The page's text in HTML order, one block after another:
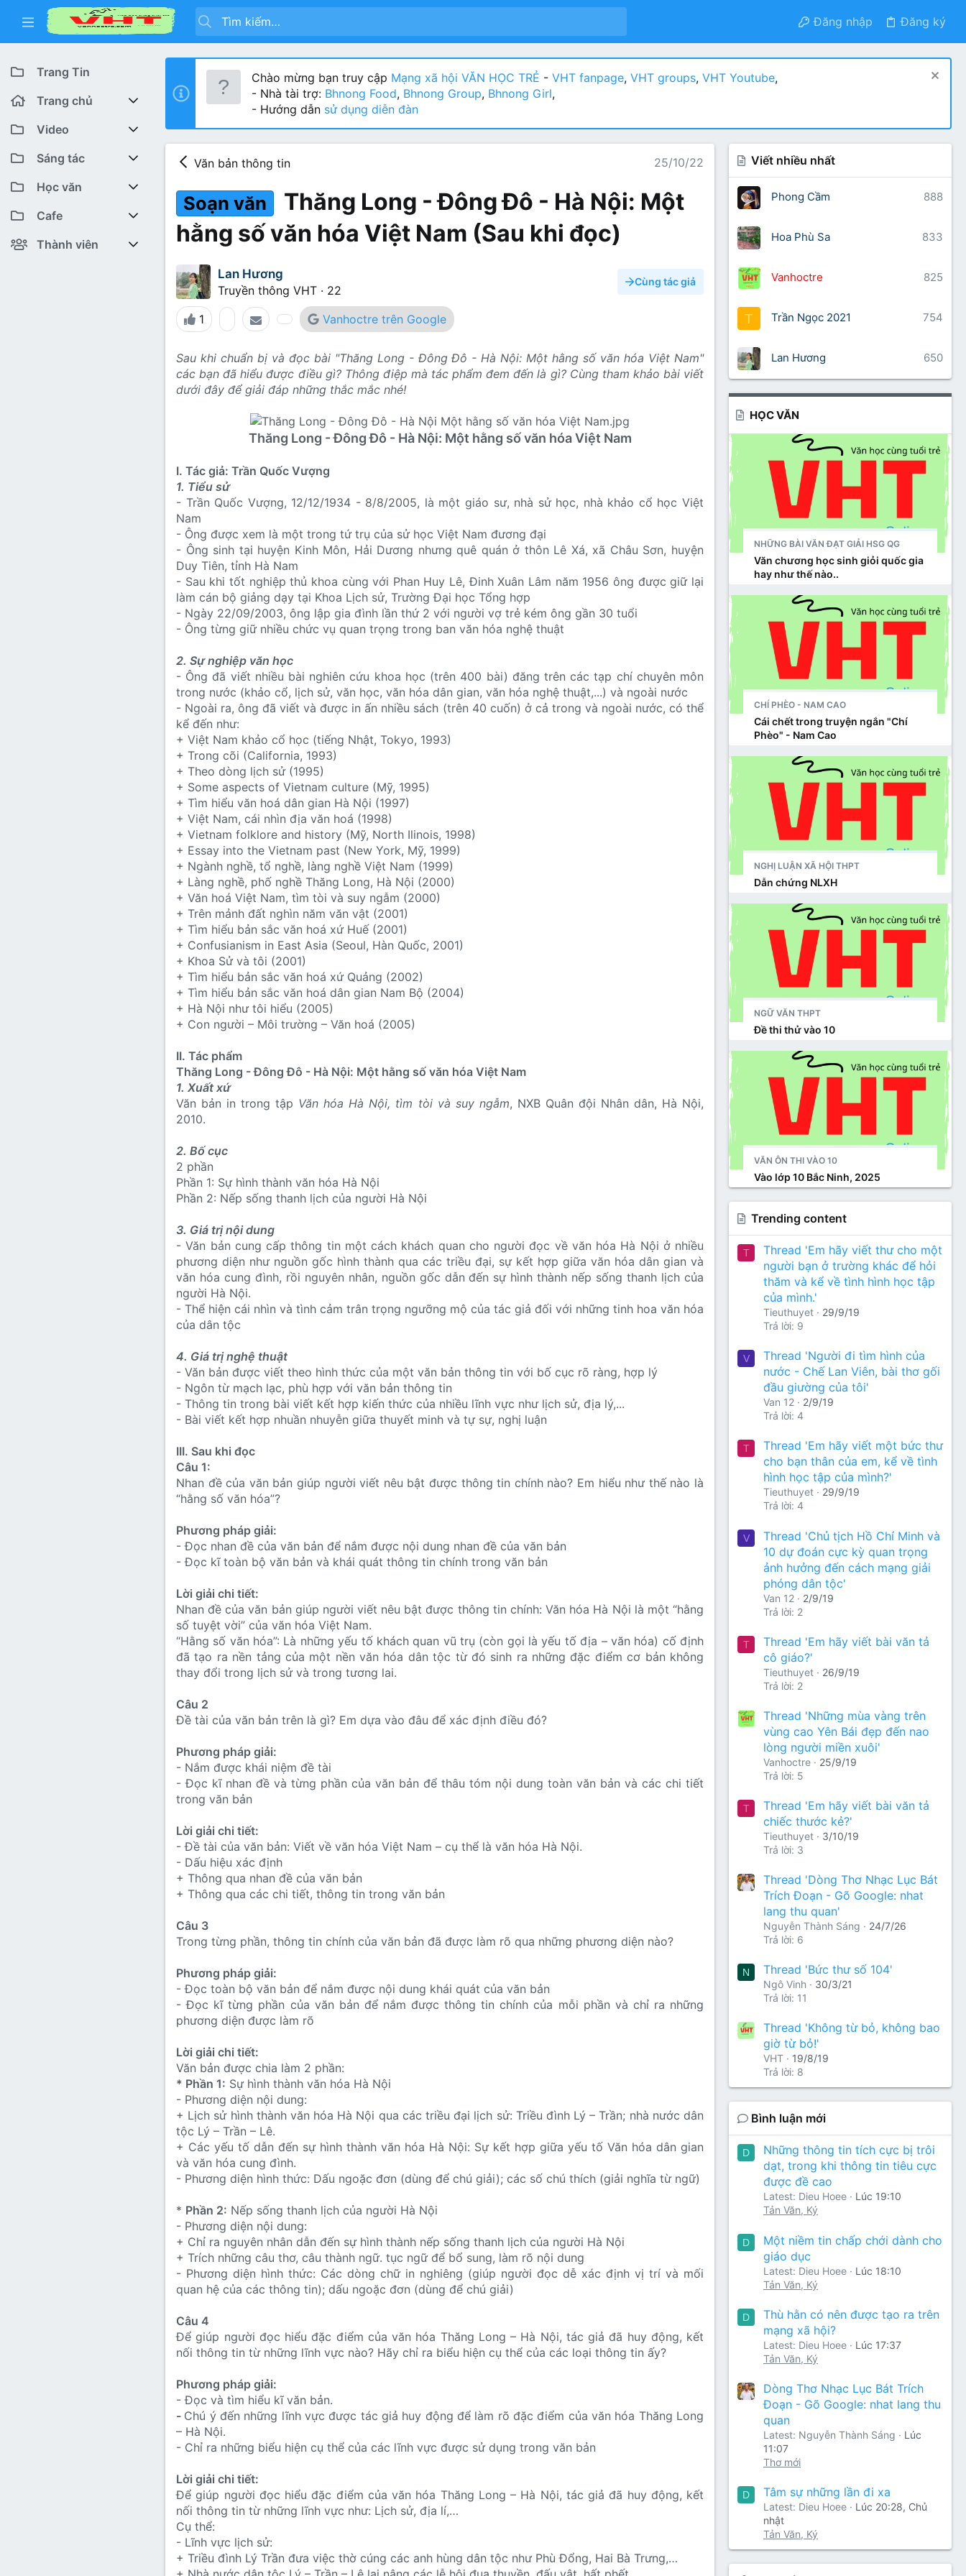
Đăng nhập Đăng ký
Trang Tin
Trang chủ
Diễn đàn
Bài viết mới
Có gì mới
Featured content
Bài viết mới
Video
Youtube VHT News
Youtube VHT
Tiktok
Sáng tác
Cuộc thi viết
Trại sáng tác
Liên hệ BTC
Học văn
Lớp 12
Lớp 11
Cafe
Cafe Văn chương
Thành viên
Chào mừng bạn truy cập Mạng xã hội VĂN HỌC TRẺ - VHT fanpage, VHT groups, VHT Youtube,
- Nhà tài trợ: Bhnong Food, Bhnong Group, Bhnong Girl,
- Hướng dẫn sử dụng diễn đàn
Văn bản thông tin 25/10/22
Soạn văn
Thăng Long - Đông Đô - Hà Nội: Một
hằng số văn hóa Việt Nam (Sau khi đọc)
Lan Hương
Truyền thông VHT · 22
Cùng tác giả
1 Vanhoctre trên Google
Sau khi chuẩn bị và đọc bài "Thăng Long - Đông Đô - Hà Nội: Một hằng số văn hóa Việt Nam"
các bạn đã hiểu được điều gì? Thông điệp mà tác phẩm đem đến là gì? Cùng tham khảo bài viết
dưới đây để giải đáp những thắc mắc nhé!
Thăng Long - Đông Đô - Hà Nội: Một hằng số văn hóa Việt Nam
I. Tác giả: Trần Quốc Vượng
1. Tiểu sử
- Trần Quốc Vượng, 12/12/1934 - 8/8/2005, là một giáo sư, nhà sử học, nhà khảo cổ học Việt
Nam
- Ông được xem là một trong tứ trụ của sử học Việt Nam đương đại
- Ông sinh tại huyện Kinh Môn, Hải Dương nhưng quê quán ở thôn Lê Xá, xã Châu Sơn, huyện
Duy Tiên, tỉnh Hà Nam
- Sau khi tốt nghiệp thủ khoa cùng với Phan Huy Lê, Đinh Xuân Lâm năm 1956 ông được giữ lại
làm cán bộ giảng dạy tại Khoa Lịch sử, Trường Đại học Tổng hợp
- Ngày 22/09/2003, ông lập gia đình lần thứ 2 với người vợ trẻ kém ông gần 30 tuổi
- Ông từng giữ nhiều chức vụ quan trọng trong ban văn hóa nghệ thuật
2. Sự nghiệp văn học
- Ông đã viết nhiều bài nghiên cứu khoa học (trên 400 bài) đăng trên các tạp chí chuyên môn
trong nước (khảo cổ, lịch sử, văn học, văn hóa dân gian, văn hóa nghệ thuật,...) và ngoài nước
- Ngoài ra, ông đã viết và được in ấn nhiều sách (trên 40 cuốn) ở cả trong và ngoài nước, có thể
kể đến như:
+ Việt Nam khảo cổ học (tiếng Nhật, Tokyo, 1993)
+ Trong cõi (California, 1993)
+ Theo dòng lịch sử (1995)
+ Some aspects of Vietnam culture (Mỹ, 1995)
+ Tìm hiểu văn hoá dân gian Hà Nội (1997)
+ Việt Nam, cái nhìn địa văn hoá (1998)
+ Vietnam folklore and history (Mỹ, North Ilinois, 1998)
+ Essay into the Vietnam past (New York, Mỹ, 1999)
+ Ngành nghề, tổ nghề, làng nghề Việt Nam (1999)
+ Làng nghề, phố nghề Thăng Long, Hà Nội (2000)
+ Văn hoá Việt Nam, tìm tòi và suy ngẫm (2000)
+ Trên mảnh đất nghìn năm văn vật (2001)
+ Tìm hiểu bản sắc văn hoá xứ Huế (2001)
+ Confusianism in East Asia (Seoul, Hàn Quốc, 2001)
+ Khoa Sử và tôi (2001)
+ Tìm hiểu bản sắc văn hoá xứ Quảng (2002)
+ Tìm hiểu bản sắc văn hoá dân gian Nam Bộ (2004)
+ Hà Nội như tôi hiểu (2005)
+ Con người – Môi trường – Văn hoá (2005)
II. Tác phẩm
Thăng Long - Đông Đô - Hà Nội: Một hằng số văn hóa Việt Nam
1. Xuất xứ
Văn bản in trong tập Văn hóa Hà Nội, tìm tòi và suy ngẫm, NXB Quân đội Nhân dân, Hà Nội,
2010.
2. Bố cục
2 phần
Phần 1: Sự hình thành văn hóa Hà Nội
Phần 2: Nếp sống thanh lịch của người Hà Nội
3. Giá trị nội dung
- Văn bản cung cấp thông tin một cách khách quan cho người đọc về văn hóa Hà Nội ở nhiều
phương diện như nguồn gốc hình thành qua các triều đại, sự kết hợp giữa văn hóa dân gian và
văn hóa cung đình, rồi nguyên nhân, nguồn gốc dẫn đến sự hình thành nếp sống thanh lịch của
người Hà Nội.
- Thể hiện cái nhìn và tình cảm trân trọng ngưỡng mộ của tác giả đối với những tinh hoa văn hóa
của dân tộc
4. Giá trị nghệ thuật
- Văn bản được viết theo hình thức của một văn bản thông tin với bố cục rõ ràng, hợp lý
- Ngôn từ mạch lạc, phù hợp với văn bản thông tin
- Thông tin trong bài viết kết hợp kiến thức của nhiều lĩnh vực như lịch sử, địa lý,...
- Bài viết kết hợp nhuần nhuyễn giữa thuyết minh và tự sự, nghị luận
III. Sau khi đọc
Câu 1:
Nhan đề của văn bản giúp người viết nêu bật được thông tin chính nào? Em hiểu như thế nào là
“hằng số văn hóa”?
Phương pháp giải:
- Đọc nhan đề của văn bản để nắm được nội dung nhan đề của văn bản
- Đọc kĩ toàn bộ văn bản và khái quát thông tin chính trong văn bản
Lời giải chi tiết:
Nhan đề của văn bản giúp người viết nêu bật được thông tin chính: Văn hóa Hà Nội là một “hằng
số tuyệt vời” của văn hóa Việt Nam.
“Hằng số văn hóa”: Là những yếu tố khách quan vũ trụ (còn gọi là yếu tố địa – văn hóa) cố định
đã tạo ra nền tảng của một nền văn hóa dân tộc từ đó sinh ra những đặc điểm cơ bản không
thay đổi trong lịch sử và trong tương lai.
Câu 2
Đề tài của văn bản trên là gì? Em dựa vào đâu để xác định điều đó?
Phương pháp giải:
- Nắm được khái niệm đề tài
- Đọc kĩ nhan đề và từng phần của văn bản để thâu tóm nội dung toàn văn bản và các chi tiết
trong văn bản
Lời giải chi tiết:
- Đề tài của văn bản: Viết về văn hóa Việt Nam – cụ thể là văn hóa Hà Nội.
- Dấu hiệu xác định
+ Thông qua nhan đề của văn bản
+ Thông qua các chi tiết, thông tin trong văn bản
Câu 3
Trong từng phần, thông tin chính của văn bản đã được làm rõ qua những phương diện nào?
Phương pháp giải:
- Đọc toàn bộ văn bản để nắm được nội dung khái quát của văn bản
- Đọc kĩ từng phần của văn bản để nắm được thông tin chính của mỗi phần và chỉ ra những
phương diện được làm rõ
Lời giải chi tiết:
Văn bản được chia làm 2 phần:
* Phần 1: Sự hình thành văn hóa Hà Nội
- Phương diện nội dung:
+ Lịch sử hình thành văn hóa Hà Nội qua các triều đại lịch sử: Triều đình Lý – Trần; nhà nước dân
tộc Lý – Trần – Lê.
+ Các yếu tố dẫn đến sự hình thành văn hóa Hà Nội: Sự kết hợp giữa yếu tố Văn hóa dân gian
và văn hóa cung đình.
- Phương diện hình thức: Dấu ngoặc đơn (dùng để chú giải); các số chú thích (giải nghĩa từ ngữ)
* Phần 2: Nếp sống thanh lịch của người Hà Nội
- Phương diện nội dung:
+ Chỉ ra nguyên nhân dẫn đến sự hình thành nếp sống thanh lịch của người Hà Nội
+ Trích những câu thơ, câu thành ngữ. tục ngữ để bổ sung, làm rõ nội dung
- Phương diện hình thức: Các dòng chữ in nghiêng (giúp người đọc dễ xác định vị trí và mối
quan hệ của các thông tin); dấu ngoặc đơn (dùng để chú giải)
Câu 4
Để giúp người đọc hiểu đặc điểm của văn hóa Thăng Long – Hà Nội, tác giả đã huy động, kết
nối thông tin từ những lĩnh vực nào? Hãy chỉ ra biểu hiện cụ thể của các loại thông tin ấy?
Phương pháp giải:
- Đọc và tìm hiểu kĩ văn bản.
- Chú ý đến những lĩnh vực được tác giả huy động để làm rõ đặc điểm của văn hóa Thăng Long
– Hà Nội.
- Chỉ ra những biểu hiện cụ thể của các lĩnh vực được sử dụng trong văn bản
Lời giải chi tiết:
Để giúp người đọc hiểu đặc điểm của văn hóa Thăng Long – Hà Nội, tác giả đã huy động, kết
nối thông tin từ những lĩnh vực như: Lịch sử, địa lí,…
Cụ thể:
- Lĩnh vực lịch sử:
+ Triều đình Lý Trần đưa việc thờ cúng các anh hùng dân tộc như Phù Đổng, Hai Bà Trưng,…
Viết nhiều nhất
888
Phong Cầm
833
Hoa Phù Sa
825
Vanhoctre
T 754
Trần Ngọc 2021
650
Lan Hương
HỌC VĂN
NHỮNG BÀI VĂN ĐẠT GIẢI HSG QG
Văn chương học sinh giỏi quốc gia
hay như thế nào..
CHÍ PHÈO - NAM CAO
Cái chết trong truyện ngắn "Chí
Phèo" - Nam Cao
NGHỊ LUẬN XÃ HỘI THPT
Dẫn chứng NLXH
NGỮ VĂN THPT
Đề thi thử vào 10
VĂN ÔN THI VÀO 10
Vào lớp 10 Bắc Ninh, 2025
Trending content
T
Thread 'Em hãy viết thư cho một
người bạn ở trường khác để hỏi
thăm và kể về tình hình học tập
của mình.'
Tieuthuyet
29/9/19
Trả lời: 9
V
Thread 'Người đi tìm hình của
nước - Chế Lan Viên, bài thơ gối
đầu giường của tôi'
Van 12
2/9/19
Trả lời: 4
T
Thread 'Em hãy viết một bức thư
cho bạn thân của em, kể về tình
hình học tập của mình?'
Tieuthuyet
29/9/19
Trả lời: 4
V
Thread 'Chủ tịch Hồ Chí Minh và
10 dự đoán cực kỳ quan trọng
ảnh hưởng đến cách mạng giải
phóng dân tộc'
Van 12
2/9/19
Trả lời: 2
T
Thread 'Em hãy viết bài văn tả
cô giáo?'
Tieuthuyet
26/9/19
Trả lời: 2
Thread 'Những mùa vàng trên
vùng cao Yên Bái đẹp đến nao
lòng người miền xuôi'
Vanhoctre
25/9/19
Trả lời: 5
T
Thread 'Em hãy viết bài văn tả
chiếc thước kẻ?'
Tieuthuyet
3/10/19
Trả lời: 3
Thread 'Dòng Thơ Nhạc Lục Bát
Trích Đoạn - Gõ Google: nhat
lang thu quan'
Nguyễn Thành Sáng
24/7/26
Trả lời: 6
N Thread 'Bức thư số 104'
Ngô Vinh
30/3/21
Trả lời: 11
Thread 'Không từ bỏ, không bao
giờ từ bỏ!'
VHT
19/8/19
Trả lời: 8
Bình luận mới
D
Những thông tin tích cực bị trôi
dạt, trong khi thông tin tiêu cực
được đề cao
Latest: Dieu Hoee
Lúc 19:10
Tản Văn, Ký
D
Một niềm tin chấp chới dành cho
giáo dục
Latest: Dieu Hoee
Lúc 18:10
Tản Văn, Ký
D
Thù hằn có nên được tạo ra trên
mạng xã hội?
Latest: Dieu Hoee
Lúc 17:37
Tản Văn, Ký
Dòng Thơ Nhạc Lục Bát Trích
Đoạn - Gõ Google: nhat lang thu
quan
Latest: Nguyễn Thành Sáng
Lúc
11:07
Thơ mới
D Tâm sự những lần đi xa
Latest: Dieu Hoee
Lúc 20:28, Chủ
nhật
Tản Văn, Ký